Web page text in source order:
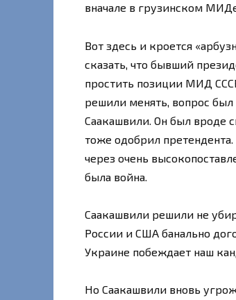
вначале в грузинском
Вот здесь и кроется
сказать, что бывший
простить позиции МИД
решили менять, вопрос
Саакашвили. Он был вроде
тоже одобрил
через очень
была война.
Саакашвили решили не
России и США банально
Украине побеждает наш
Но Саакашвили вновь